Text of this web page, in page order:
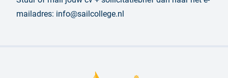
mailadres: info@sailcollege.nl